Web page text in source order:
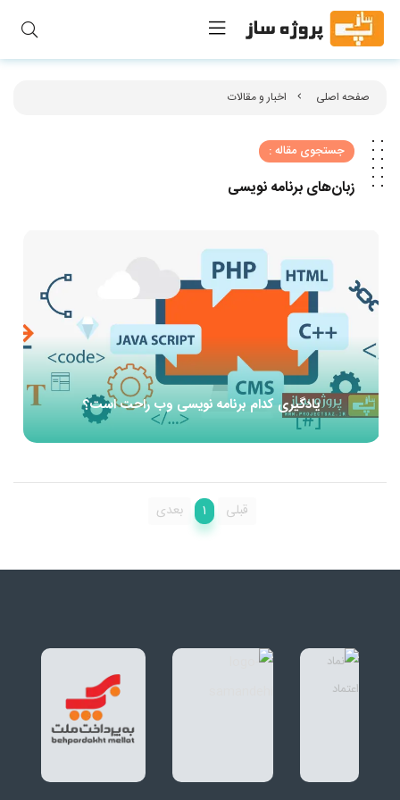
صفحه اصلی اخبار و مقالات
جستجوی مقاله :
زبان‌های برنامه‌ نویسی
یادگیری کدام برنامه نویسی وب راحت است؟
1